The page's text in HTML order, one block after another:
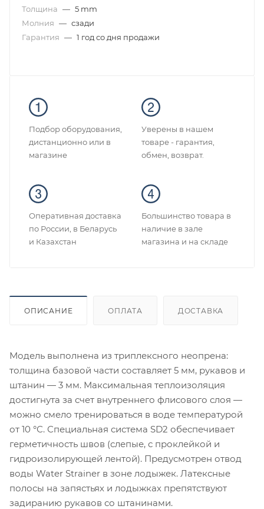
Толщина — 5 mm
Молния — сзади
Гарантия — 1 год со дня продажи
Подбор оборудования,
дистанционно или в
магазине
Уверены в нашем
товаре - гарантия,
обмен, возврат.
Оперативная доставка
по России, в Беларусь
и Казахстан
Большинство товара в
наличие в зале
магазина и на складе
ОПИСАНИЕ ОПЛАТА ДОСТАВКА
Модель выполнена из триплексного неопрена:
толщина базовой части составляет 5 мм, рукавов и
штанин — 3 мм. Максимальная теплоизоляция
достигнута за счет внутреннего флисового слоя —
можно смело тренироваться в воде температурой
от 10 °С. Специальная система SD2 обеспечивает
герметичность швов (слепые, с проклейкой и
гидроизолирующей лентой). Предусмотрен отвод
воды Water Strainer в зоне лодыжек. Латексные
полосы на запястьях и лодыжках препятствуют
задиранию рукавов со штанинами.